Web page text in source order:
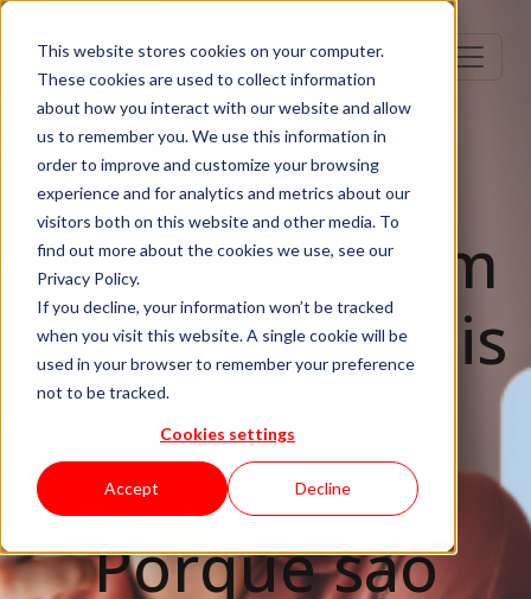
This website stores cookies on your computer.
These cookies are used to collect information
about how you interact with our website and allow
us to remember you. We use this information in
order to improve and customize your browsing
experience and for analytics and metrics about our
visitors both on this website and other media. To
find out more about the cookies we use, see our
Privacy Policy.
If you decline, your information won’t be tracked
when you visit this website. A single cookie will be
used in your browser to remember your preference
not to be tracked.
Cookies settings
Accept Decline
Team Management
As Posições em
IT Para as Quais
é Mais Difícil
Contratar:
Porque são